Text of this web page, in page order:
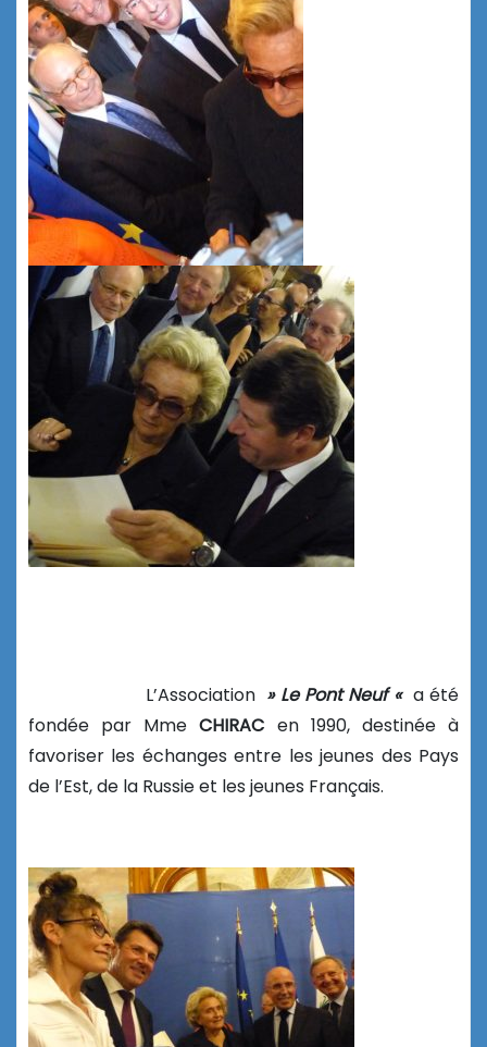
L’Association » Le Pont Neuf « a été
fondée par MmeCHIRAC en 1990, destinée à
favoriser les échanges entre les jeunes des Pays
de l’Est, de la Russie et les jeunes Français.